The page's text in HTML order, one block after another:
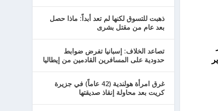
ذهبت للتسوق لكنها لم تعد أبداً: ماذا حصل
بعد عام من مقتل بشرى
تصاعد الخلاف: إسبانيا تفرض ضوابط
حدودية على المسافرين القادمين من إيطاليا
غرق امرأة هولندية (42 عاماً) في جزيرة
كريت بعد محاولة إنقاذ صديقتها